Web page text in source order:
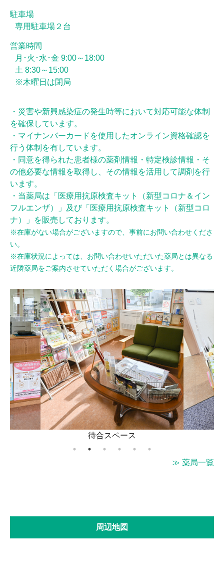
駐車場
専用駐車場２台
営業時間
月･火･水･金 9:00～18:00
土 8:30～15:00
※木曜日は閉局
・災害や新興感染症の発生時等において対応可能な体制
を確保しています。
・マイナンバーカードを使用したオンライン資格確認を
行う体制を有しています。
・同意を得られた患者様の薬剤情報・特定検診情報・そ
の他必要な情報を取得し、その情報を活用して調剤を行
います。
・当薬局は「医療用抗原検査キット（新型コロナ＆イン
フルエンザ）」及び「医療用抗原検査キット（新型コロ
ナ）」を販売しております。
※在庫がない場合がございますので、事前にお問い合わせくださ
い。
※在庫状況によっては、お問い合わせいただいた薬局とは異なる
近隣薬局をご案内させていただく場合がございます。
待合スペース
≫ 薬局一覧
周辺地図